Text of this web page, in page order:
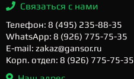
Связаться с нами
Телефон: 8 (495) 235-88-35
WhatsApp: 8 (926) 775-75-35
E-mail: zakaz@gansor.ru
Корп. отдел: 8 (926) 775-75-35